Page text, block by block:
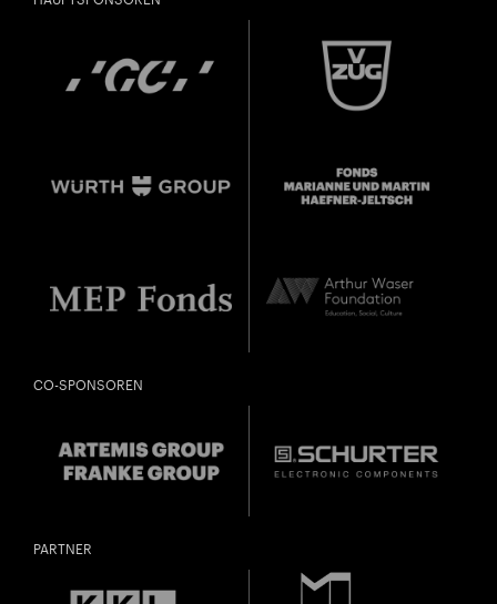
Freunde oder Bekannte via E-Mail oder Facebook-
Jahrgang 1997 oder älter
CO-SPONSOREN
PARTNER